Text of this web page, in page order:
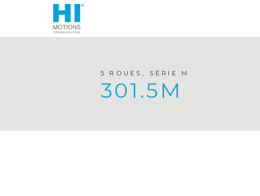
5 ROUES, SÉRIE M
301.5M